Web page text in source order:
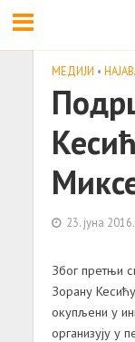
МЕДИЈИ •
23. јуна 2016.
Због претњи
Зорану
окупљени у
организују у